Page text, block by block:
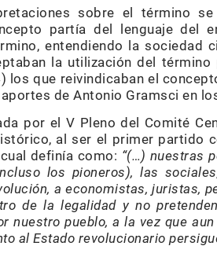
sobre el término
partía del lenguaje del
entendiendo la
la utilización del
los que reivindicaban el
de Antonio Gramsci en
por el V Pleno del Comité
al ser el primer partido
definía como: “(…) nuestras
los pioneros), las
a economistas, juristas,
de la legalidad y no
nuestro pueblo, a la vez que
al Estado revolucionario